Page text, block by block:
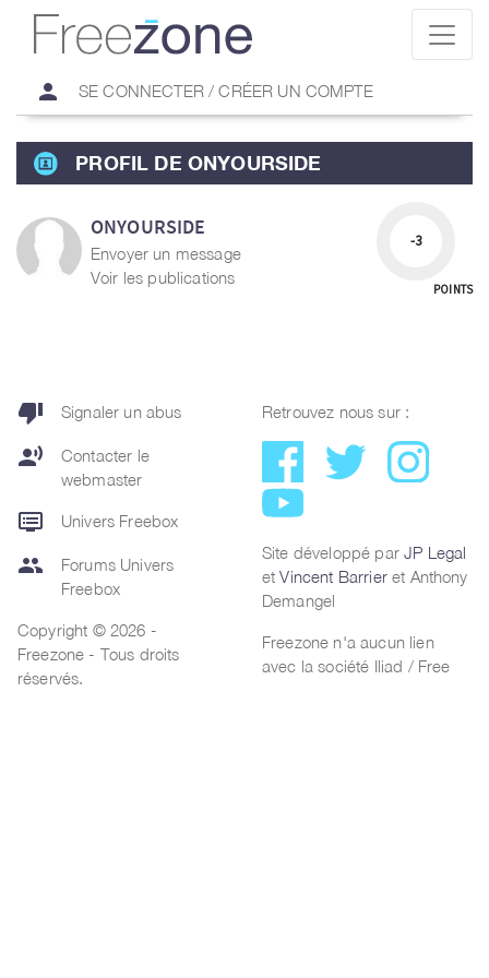
person SE CONNECTER / CRÉER UN COMPTE
PROFIL DE ONYOURSIDE
ONYOURSIDE
Envoyer un message
Voir les publications
-3
POINTS
thumb_down Signaler un abus
record_voice_over
Contacter le
webmaster
dvr Univers Freebox
group
Forums Univers
Freebox
Copyright © 2026 -
Freezone - Tous droits
réservés.
Retrouvez nous sur :
Site développé parJP Legal
etVincent Barrieret Anthony
Demangel
Freezone n'a aucun lien
avec la société Iliad / Free